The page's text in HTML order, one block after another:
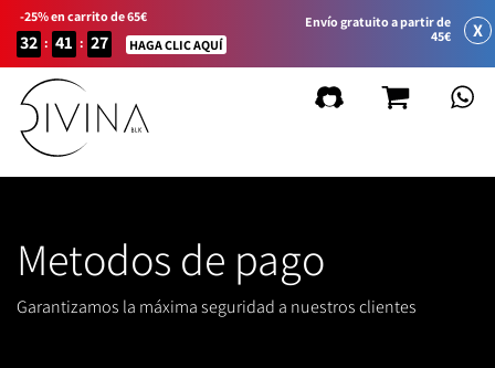
-25% en carrito de 65€
32 : 41 : 27 HAGA CLIC AQUÍ
Envío gratuito a partir de
45€
X
Metodos de pago
Garantizamos la máxima seguridad a nuestros clientes